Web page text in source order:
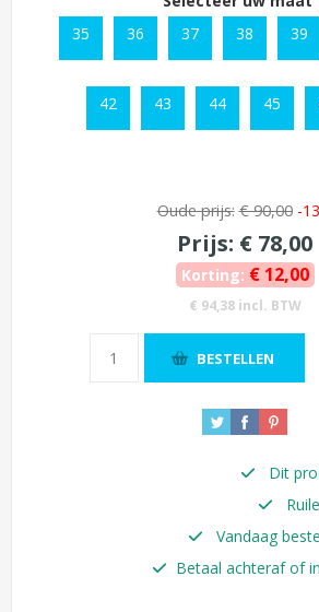
35 36 37 38 39
42 43 44 45
Oude prijs: € 90,00 -
Prijs: € 78,00
Korting: € 12,00
€ 94,38 incl. BTW
BESTELLEN
Dit
Vandaag
Betaal achteraf of in